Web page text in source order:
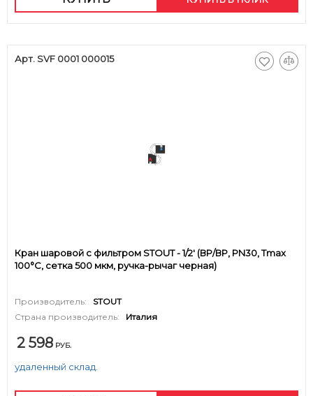
Арт. SVF 0001 000015
Кран шаровой с фильтром STOUT - 1/2' (ВР/ВР, PN30, Tmax
100°С, сетка 500 мкм, ручка-рычаг черная)
Производитель:
STOUT
Страна производитель:
Италия
2 598 РУБ.
удаленный склад.